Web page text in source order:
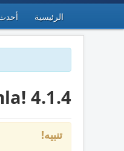
الرئيسية
4.1.4
تنبيه!